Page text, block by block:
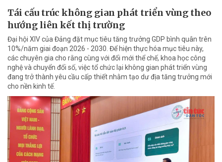
Tái cấu trúc không gian phát triển vùng theo
hướng liên kết thị trường
Đại hội XIV của Đảng đặt mục tiêu tăng trưởng GDP bình quân trên
10%/năm giai đoạn 2026 - 2030. Để hiện thực hóa mục tiêu này,
các chuyên gia cho rằng cùng với đổi mới thể chế, khoa học công
nghệ và chuyển đổi số, việc tổ chức lại không gian phát triển vùng
đang trở thành yêu cầu cấp thiết nhằm tạo dư địa tăng trưởng mới
cho nền kinh tế.